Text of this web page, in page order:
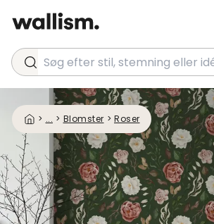
Søg efter stil, stemning eller idé...
> ... > Blomster > Roser